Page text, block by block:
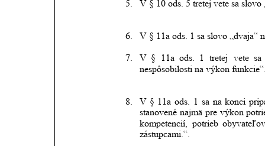
5. V § 10 ods. 5 tretej vete sa slovo
6. V § 11a ods. 1 sa slovo „dvaja“
7. V § 11a ods. 1 tretej vete sa
nespôsobilosti na výkon
8. V § 11a ods. 1 sa na konci
stanovené najmä pre výkon
kompetencií,
potrieb obyvateľov
zástupcami.“.